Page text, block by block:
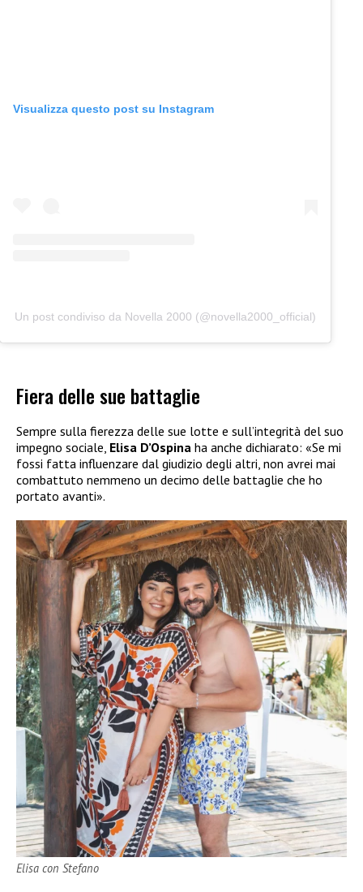
Visualizza questo post su Instagram
Un post condiviso da Novella 2000 (@novella2000_official)
Fiera delle sue battaglie
Sempre sulla fierezza delle sue lotte e sull’integrità del suo
impegno sociale, Elisa D’Ospina ha anche dichiarato: «Se mi
fossi fatta influenzare dal giudizio degli altri, non avrei mai
combattuto nemmeno un decimo delle battaglie che ho
portato avanti».
Elisa con Stefano